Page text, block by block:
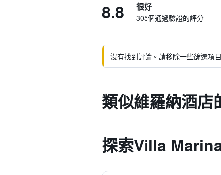
8.8 很好
305個通過驗證的評分
沒有找到評論。請移除一些篩選項
類似維羅納酒店
探索Villa